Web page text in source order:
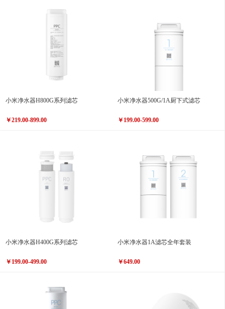
小米净水器H800G系列滤芯
￥219.00-899.00
小米净水器500G/1A厨下式滤芯
￥199.00-599.00
小米净水器H400G系列滤芯
￥199.00-499.00
小米净水器1A滤芯全年套装
￥649.00